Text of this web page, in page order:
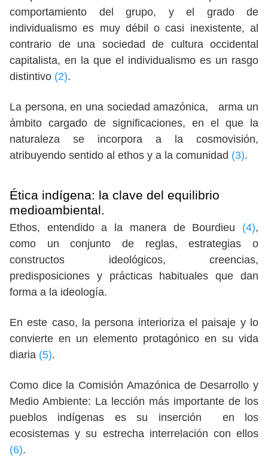
comportamiento del grupo, y el grado de
individualismo es muy débil o casi inexistente, al
contrario de una sociedad de cultura occidental
capitalista, en la que el individualismo es un rasgo
distintivo (2).
La persona, en una sociedad amazónica, arma un
ámbito cargado de significaciones, en el que la
naturaleza se incorpora a la cosmovisión,
atribuyendo sentido al ethos y a la comunidad (3).
Ética indígena: la clave del equilibrio
medioambiental.
Ethos, entendido a la manera de Bourdieu (4),
como un conjunto de reglas, estrategias o
constructos ideológicos, creencias,
predisposiciones y prácticas habituales que dan
forma a la ideología.
En este caso, la persona interioriza el paisaje y lo
convierte en un elemento protagónico en su vida
diaria (5).
Como dice la Comisión Amazónica de Desarrollo y
Medio Ambiente: La lección más importante de los
pueblos indígenas es su inserción en los
ecosistemas y su estrecha interrelación con ellos
(6).